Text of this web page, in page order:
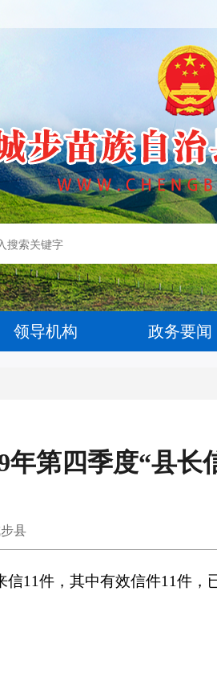
领导机构 政务要闻
年第四季度“县长
县
11件，其中有效信件11件，